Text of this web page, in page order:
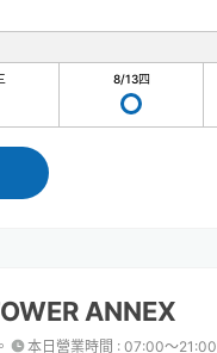
8/13四
ANNEX
本日營業時間 : 07:00〜21:00